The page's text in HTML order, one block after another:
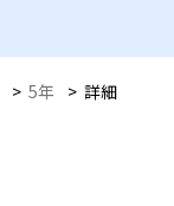
> 5年 > 詳細